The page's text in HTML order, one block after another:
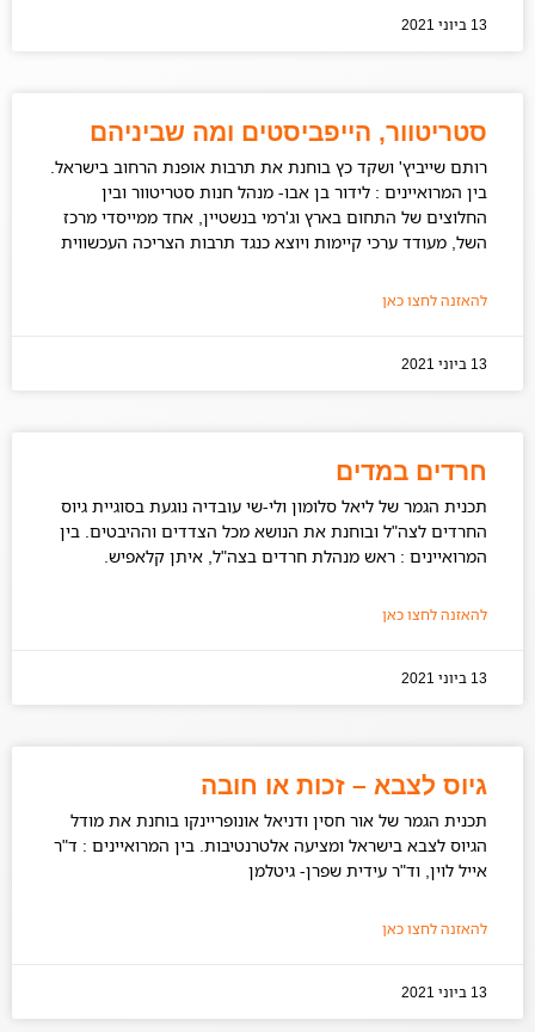
13 ביוני 2021
סטריטוור, הייפביסטים ומה שביניהם
רותם שייביץ' ושקד כץ בוחנת את תרבות אופנת הרחוב בישראל.
בין המרואיינים : לידור בן אבו- מנהל חנות סטריטוור ובין
החלוצים של התחום בארץ וג'רמי בנשטיין, אחד ממייסדי מרכז
השל, מעודד ערכי קיימות ויוצא כנגד תרבות הצריכה העכשווית
להאזנה לחצו כאן
13 ביוני 2021
חרדים במדים
תכנית הגמר של ליאל סלומון ולי-שי עובדיה נוגעת בסוגיית גיוס
החרדים לצה"ל ובוחנת את הנושא מכל הצדדים וההיבטים. בין
המרואיינים : ראש מנהלת חרדים בצה"ל, איתן קלאפיש.
להאזנה לחצו כאן
13 ביוני 2021
גיוס לצבא – זכות או חובה
תכנית הגמר של אור חסין ודניאל אונופריינקו בוחנת את מודל
הגיוס לצבא בישראל ומציעה אלטרנטיבות. בין המרואיינים : ד"ר
אייל לוין, וד"ר עידית שפרן- גיטלמן
להאזנה לחצו כאן
13 ביוני 2021